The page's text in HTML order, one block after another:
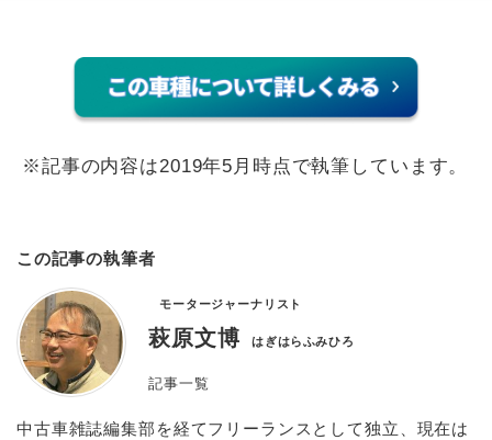
※記事の内容は2019年5月時点で執筆しています。
この記事の執筆者
モータージャーナリスト
萩原文博 はぎはらふみひろ
記事一覧
中古車雑誌編集部を経てフリーランスとして独立、現在は